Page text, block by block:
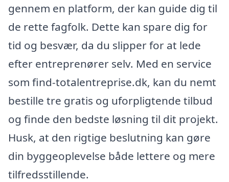
gennem en platform, der kan guide dig til
de rette fagfolk. Dette kan spare dig for
tid og besvær, da du slipper for at lede
efter entreprenører selv. Med en service
som find-totalentreprise.dk, kan du nemt
bestille tre gratis og uforpligtende tilbud
og finde den bedste løsning til dit projekt.
Husk, at den rigtige beslutning kan gøre
din byggeoplevelse både lettere og mere
tilfredsstillende.